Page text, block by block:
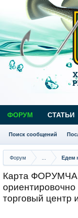
Форум Едем
Карта
ориентировочно
торговый центр
ФОРУМ
Поиск сообщений
СТАТЬИ